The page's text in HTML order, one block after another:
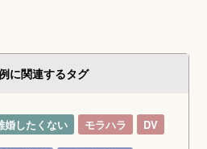
に関連するタグ
婚したくない モラハラ DV